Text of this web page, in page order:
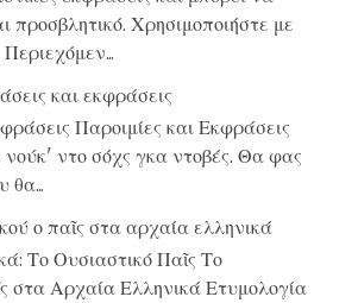
προσβλητικό. Χρησιμοποιήστε με
Περιεχόμεν...
και εκφράσεις
Παροιμίες και Εκφράσεις
νούκ' ντο σόχς γκα ντοβές. Θα φας
θα...
ο παῖς στα αρχαία ελληνικά
Το Ουσιαστικό Παῖς Το
στα Αρχαία Ελληνικά Ετυμολογία